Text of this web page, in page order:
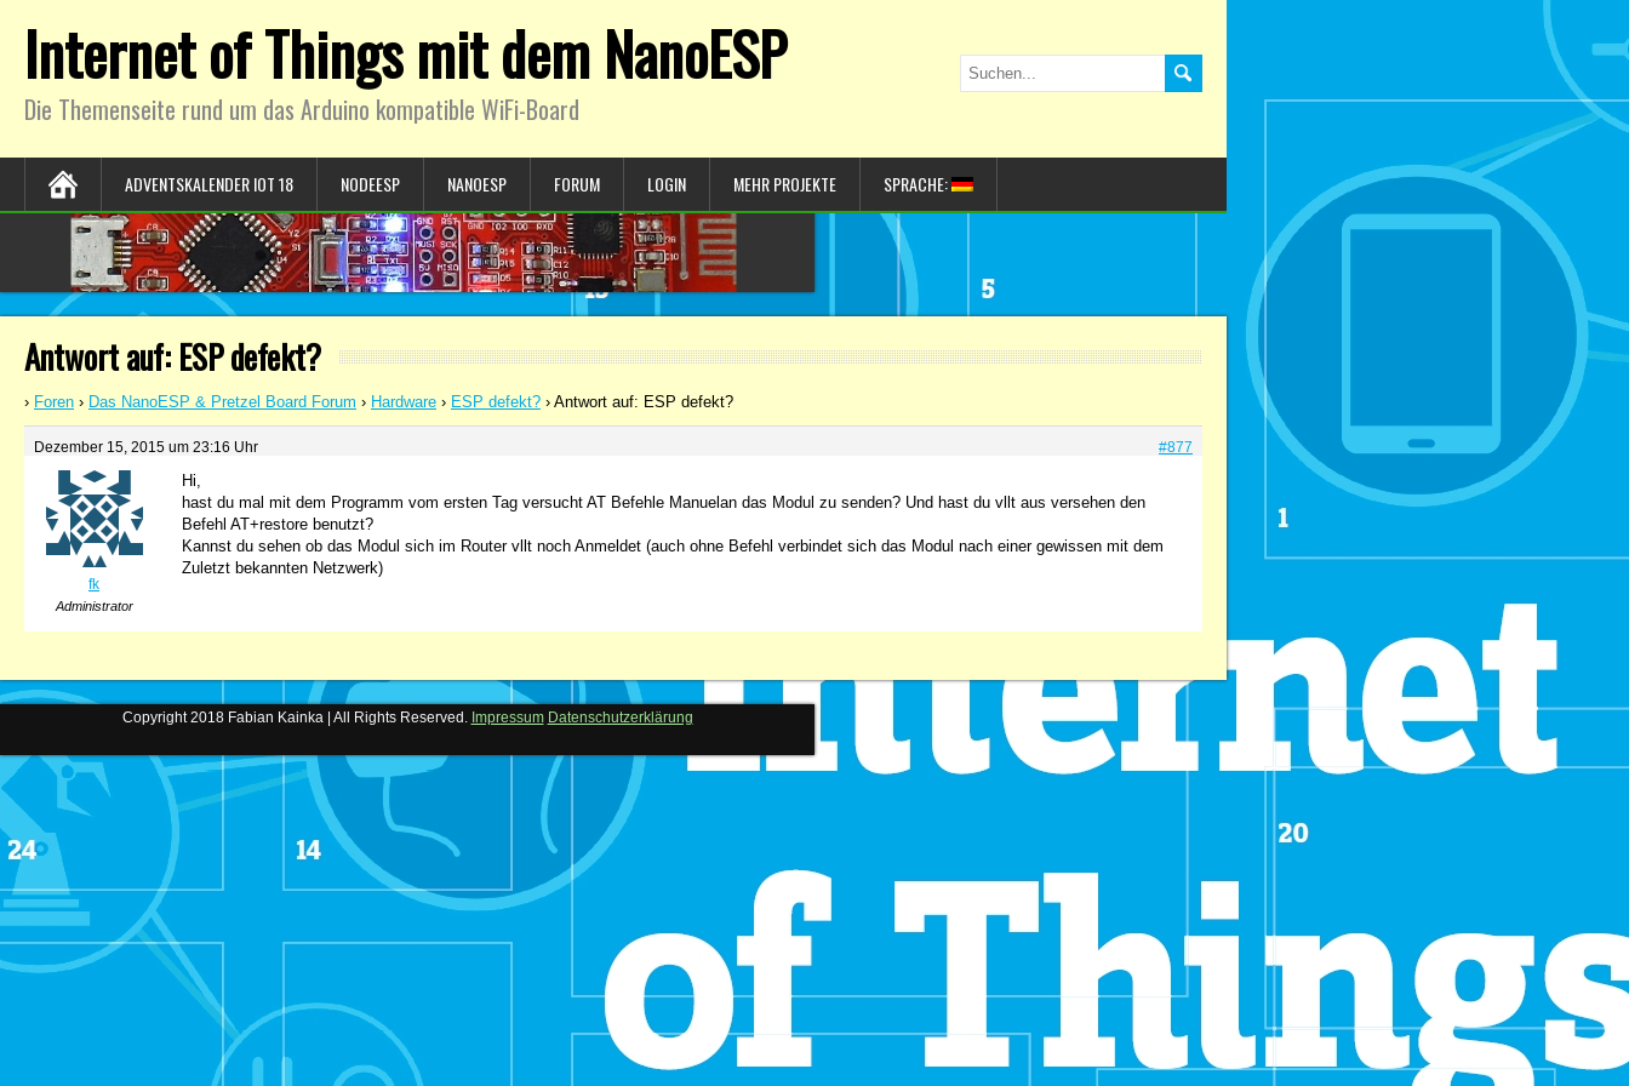
Internet of Things mit dem NanoESP
Die Themenseite rund um das Arduino kompatible WiFi-Board
ADVENTSKALENDER IOT 18 NODEESP NANOESP FORUM LOGIN MEHR PROJEKTE SPRACHE:
Antwort auf: ESP defekt?
› Foren › Das NanoESP & Pretzel Board Forum › Hardware › ESP defekt? › Antwort auf: ESP defekt?
Dezember 15, 2015 um 23:16 Uhr #877
fk
Administrator
Hi,
hast du mal mit dem Programm vom ersten Tag versucht AT Befehle Manuelan das Modul zu senden? Und hast du vllt aus versehen den
Befehl AT+restore benutzt?
Kannst du sehen ob das Modul sich im Router vllt noch Anmeldet (auch ohne Befehl verbindet sich das Modul nach einer gewissen mit dem
Zuletzt bekannten Netzwerk)
Copyright 2018 Fabian Kainka | All Rights Reserved. Impressum Datenschutzerklärung